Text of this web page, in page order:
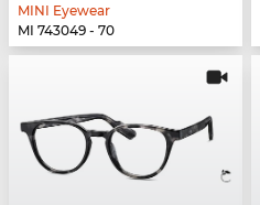
MINI Eyewear
MI 743049 - 70